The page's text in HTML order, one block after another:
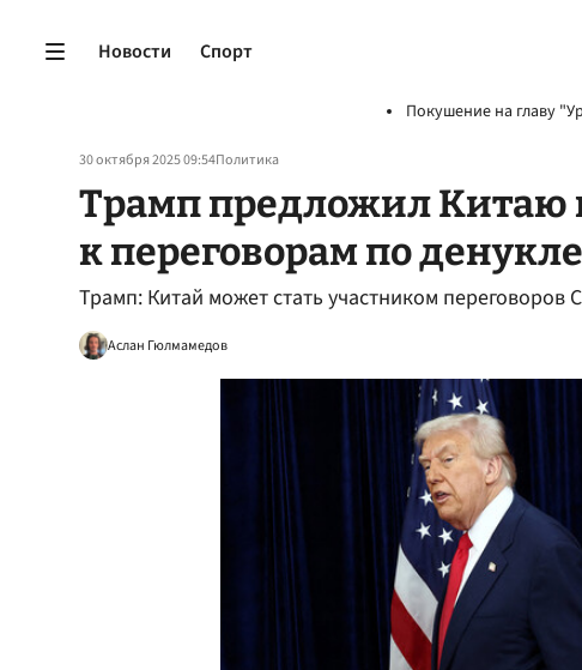
Новости Спорт
Покушение на главу
30 октября 2025 09:54Политика
Трамп предложил Китаю
к переговорам по
Трамп: Китай может стать участником
Аслан Гюлмамедов